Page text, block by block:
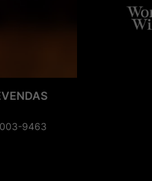
9463